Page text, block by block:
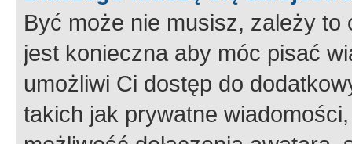
Być może nie musisz, zależy
jest konieczna aby móc pisać
umożliwi Ci dostęp do
takich jak prywatne